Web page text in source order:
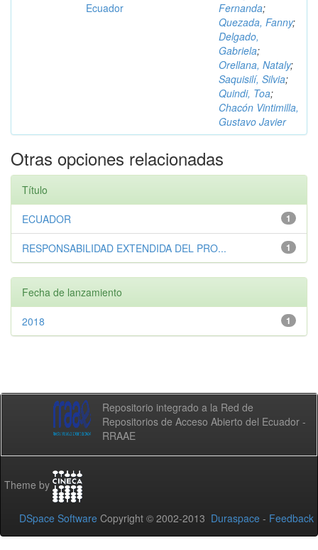
Ecuador
Fernanda;
Quezada, Fanny;
Delgado,
Gabriela;
Orellana, Nataly;
Saquisilí, Silvia;
Quindi, Toa;
Chacón Vintimilla,
Gustavo Javier
Otras opciones relacionadas
Título
1
ECUADOR
1
RESPONSABILIDAD EXTENDIDA DEL PRO...
Fecha de lanzamiento
1
2018
Repositorio integrado a la Red de
Repositorios de Acceso Abierto del Ecuador -
RRAAE
Theme by
DSpace Software Copyright © 2002-2013 Duraspace - Feedback